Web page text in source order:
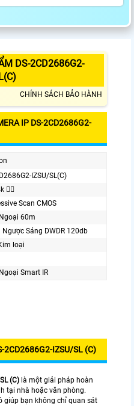
DS-2CD2686G2-
CHÍNH SÁCH BẢO HÀNH
IP DS-2CD2686G2-
IZSU/SL(C)
👍🏾
Scan CMOS
60m
Ngược Sáng DWDR 120db
loại
Smart IR
2CD2686G2-IZSU/SL (C)
(C) là một giải pháp hoàn
tại nhà hoặc văn phòng.
giúp bạn không chỉ quan sát